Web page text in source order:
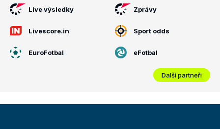
Live výsledky Zprávy
Livescore.in Sport odds
EuroFotbal eFotbal
Další partneři